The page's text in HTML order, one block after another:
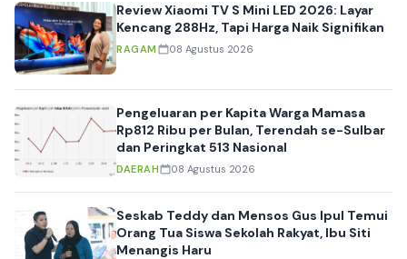
Review Xiaomi TV S Mini LED 2026: Layar
Kencang 288Hz, Tapi Harga Naik Signifikan
RAGAM 08 Agustus 2026
Pengeluaran per Kapita Warga Mamasa
Rp812 Ribu per Bulan, Terendah se-Sulbar
dan Peringkat 513 Nasional
DAERAH 08 Agustus 2026
Seskab Teddy dan Mensos Gus Ipul Temui
Orang Tua Siswa Sekolah Rakyat, Ibu Siti
Menangis Haru